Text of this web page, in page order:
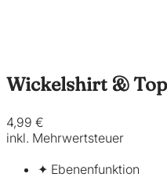
Wickelshirt &
4,99 €
inkl. Mehrwertsteuer
✦ Ebenenfunktion